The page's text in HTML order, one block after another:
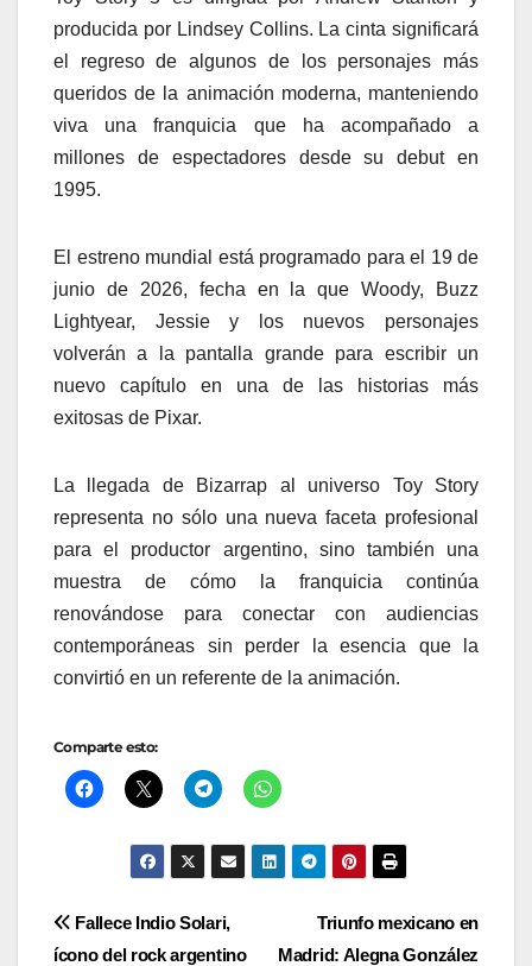
producida por Lindsey Collins. La cinta significará
el regreso de algunos de los personajes más
queridos de la animación moderna, manteniendo
viva una franquicia que ha acompañado a
millones de espectadores desde su debut en
1995.
El estreno mundial está programado para el 19 de
junio de 2026, fecha en la que Woody, Buzz
Lightyear, Jessie y los nuevos personajes
volverán a la pantalla grande para escribir un
nuevo capítulo en una de las historias más
exitosas de Pixar.
La llegada de Bizarrap al universo Toy Story
representa no sólo una nueva faceta profesional
para el productor argentino, sino también una
muestra de cómo la franquicia continúa
renovándose para conectar con audiencias
contemporáneas sin perder la esencia que la
convirtió en un referente de la animación.
Comparte esto:
Navegación
Triunfo mexicano en
Madrid: Alegna González
Fallece Indio Solari,
ícono del rock argentino